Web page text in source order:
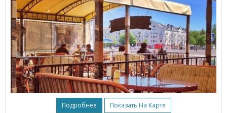
Подробнее Показать На Карте